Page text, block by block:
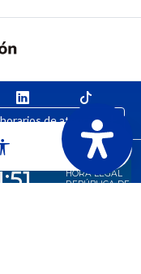
de atención